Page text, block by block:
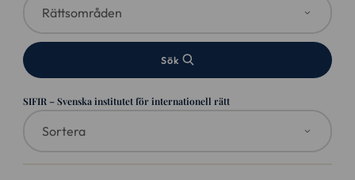
Sök
SIFIR – Svenska institutet för internationell rätt